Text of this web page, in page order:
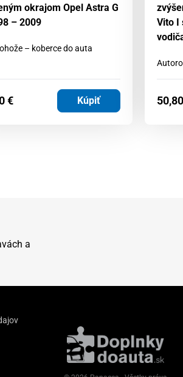
okrajom Opel Astra G
– 2009
– koberce do auta
€ Kúpiť
Vito I
50,80
a